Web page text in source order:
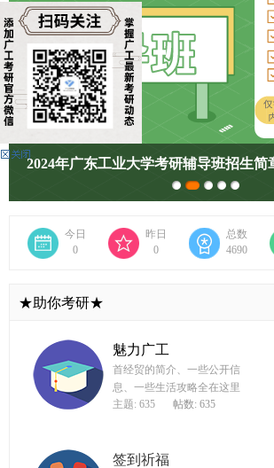
论
坛
_
广
东
工
论
广工考研蓝宝书！考研er人手必备一本~
今日
0
昨日
0
总数
4690
★助你考研★
魅力广工
首经贸的简介、一些公开信
息、一些生活攻略全在这里
主题: 635
帖数: 635
签到祈福